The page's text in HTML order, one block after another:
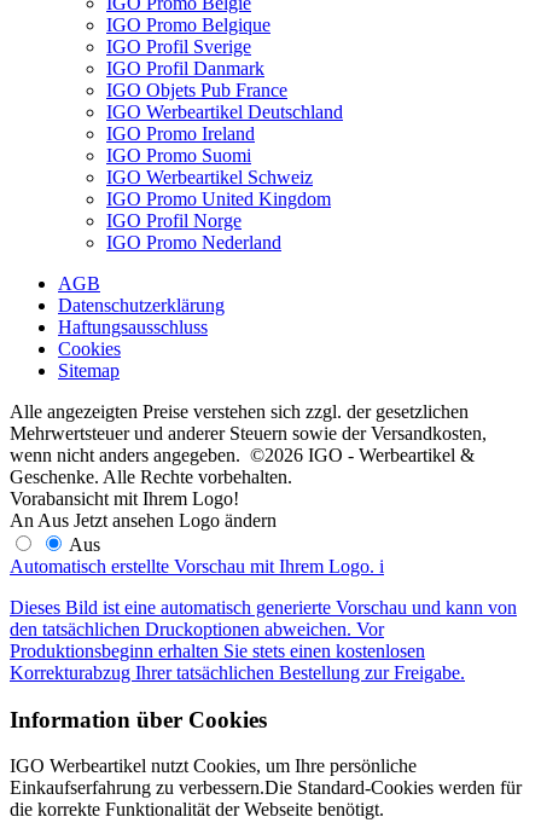
IGO Promo Belgique
IGO Profil Sverige
IGO Profil Danmark
IGO Objets Pub France
IGO Werbeartikel Deutschland
IGO Promo Ireland
IGO Promo Suomi
IGO Werbeartikel Schweiz
IGO Promo United Kingdom
IGO Profil Norge
IGO Promo Nederland
AGB
Datenschutzerklärung
Haftungsausschluss
Cookies
Sitemap
Alle angezeigten Preise verstehen sich zzgl. der gesetzlichen
Mehrwertsteuer und anderer Steuern sowie der Versandkosten,
wenn nicht anders angegeben. ©2026 IGO - Werbeartikel &
Geschenke. Alle Rechte vorbehalten.
Vorabansicht mit Ihrem Logo!
An Aus Jetzt ansehen Logo ändern
Aus
Automatisch erstellte Vorschau mit Ihrem Logo. i
Dieses Bild ist eine automatisch generierte Vorschau und kann von
den tatsächlichen Druckoptionen abweichen. Vor
Produktionsbeginn erhalten Sie stets einen kostenlosen
Korrekturabzug Ihrer tatsächlichen Bestellung zur Freigabe.
Information über Cookies
IGO Werbeartikel nutzt Cookies, um Ihre persönliche
Einkaufserfahrung zu verbessern.Die Standard-Cookies werden für
die korrekte Funktionalität der Webseite benötigt.